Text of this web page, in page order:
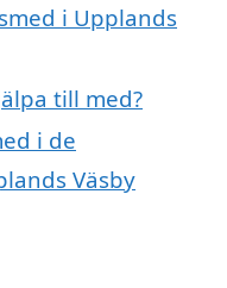
i Upplands
till med?
i de
Väsby